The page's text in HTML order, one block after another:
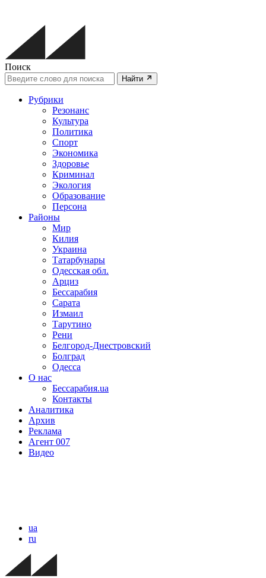
Поиск
Найти
Рубрики
Резонанс
Культура
Политика
Спорт
Экономика
Здоровье
Криминал
Экология
Образование
Персона
Районы
Мир
Килия
Украина
Татарбунары
Одесская обл.
Арциз
Бессарабия
Сарата
Измаил
Тарутино
Рени
Белгород-Днестровский
Болград
Одесса
О нас
Бессарабия.ua
Контакты
Аналитика
Архив
Реклама
Агент 007
Видео
ua
ru